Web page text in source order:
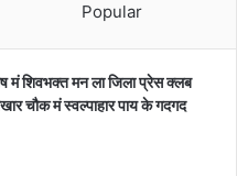
Popular
मं शिवभक्त मन ला जिला प्रेस क्लब
चौक मं स्वल्पाहार पाय के गदगद